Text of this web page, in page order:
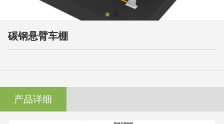
碳钢悬臂车棚
产品详细